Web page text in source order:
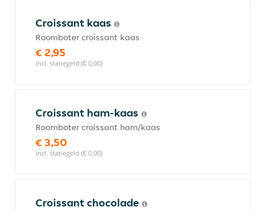
Croissant kaas
Roomboter croissant kaas
€ 2,95
incl. statiegeld (€ 0,00)
Croissant ham-kaas
Roomboter croissant ham/kaas
€ 3,50
incl. statiegeld (€ 0,00)
Croissant chocolade